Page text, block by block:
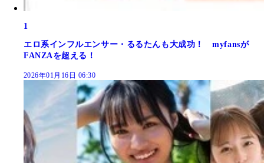
1
エロ系インフルエンサー・るるたんも大成功！ myfansが
FANZAを超える！
2026年01月16日 06:30